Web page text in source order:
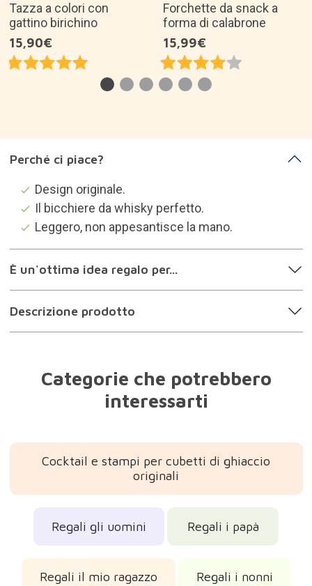
Tazza a colori con
gattino birichino
15,90€
Forchette da snack a
forma di calabrone
15,99€
Perché ci piace?
Design originale.
Il bicchiere da whisky perfetto.
Leggero, non appesantisce la mano.
È un'ottima idea regalo per...
Descrizione prodotto
Categorie che potrebbero
interessarti
Cocktail e stampi per cubetti di ghiaccio
originali
Regali gli uomini Regali i papà
Regali il mio ragazzo Regali i nonni